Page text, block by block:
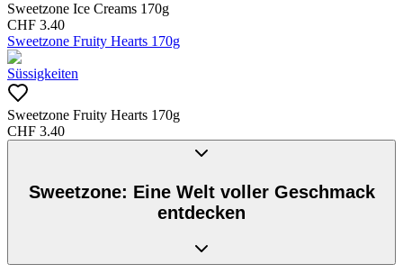
Sweetzone Ice Creams 170g
CHF 3.40
Sweetzone Fruity Hearts 170g
Süssigkeiten
Sweetzone Fruity Hearts 170g
CHF 3.40
Sweetzone: Eine Welt voller Geschmack
entdecken